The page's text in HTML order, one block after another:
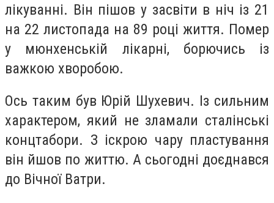
лікуванні. Він пішов у засвіти в ніч із 21
на 22 листопада на 89 році життя. Помер
у мюнхенській лікарні, борючись із
важкою хворобою.
Ось таким був Юрій Шухевич. Із сильним
характером, який не зламали сталінські
концтабори. З іскрою чару пластування
він йшов по життю. А сьогодні доєднався
до Вічної Ватри.